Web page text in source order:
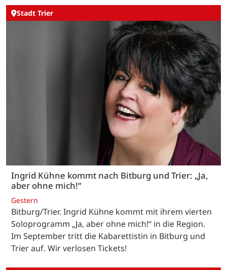
Stadt Trier
Ingrid Kühne kommt nach Bitburg und Trier: „Ja,
aber ohne mich!“
Gestern
Bitburg/Trier. Ingrid Kühne kommt mit ihrem vierten
Soloprogramm „Ja, aber ohne mich!“ in die Region.
Im September tritt die Kabarettistin in Bitburg und
Trier auf. Wir verlosen Tickets!